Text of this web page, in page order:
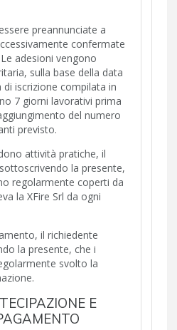
preannunciate a
confermate
adesioni vengono
sulla base della data
di iscrizione compilata in
7 giorni lavorativi prima
del numero
previsto.
attività pratiche, il
la presente,
regolarmente coperti da
la XFire Srl da ogni
il richiedente
la presente, che i
svolto la
E